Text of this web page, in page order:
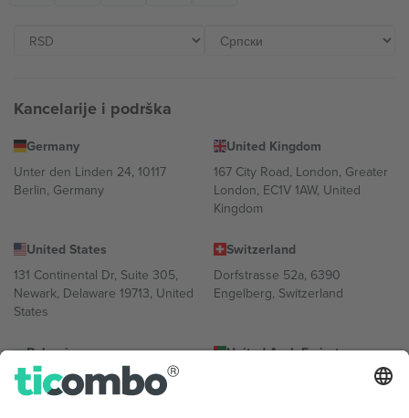
Kancelarije i podrška
Germany
Unter den Linden 24, 10117
Berlin, Germany
United Kingdom
167 City Road, London, Greater
London, EC1V 1AW, United
Kingdom
United States
131 Continental Dr, Suite 305,
Newark, Delaware 19713, United
States
Switzerland
Dorfstrasse 52a, 6390
Engelberg, Switzerland
Bulgaria
Regus Sofia City West, bul
Totleben 53-55, 1606 Sofia,
United Arab Emirates
UAE Dubai Silicon Oasis, DDP